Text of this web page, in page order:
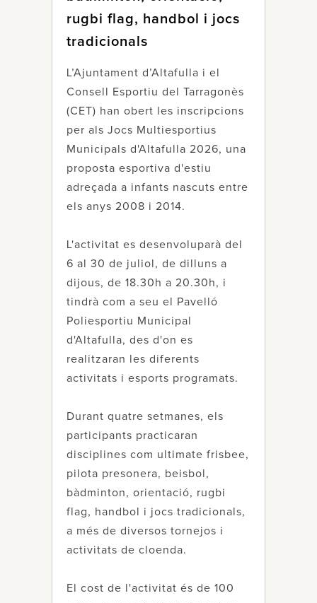
rugbi flag, handbol i jocs
tradicionals
L’Ajuntament d’Altafulla i el
Consell Esportiu del Tarragonès
(CET) han obert les inscripcions
per als Jocs Multiesportius
Municipals d'Altafulla 2026, una
proposta esportiva d'estiu
adreçada a infants nascuts entre
els anys 2008 i 2014.
L'activitat es desenvoluparà del
6 al 30 de juliol, de dilluns a
dijous, de 18.30h a 20.30h, i
tindrà com a seu el Pavelló
Poliesportiu Municipal
d'Altafulla, des d'on es
realitzaran les diferents
activitats i esports programats.
Durant quatre setmanes, els
participants practicaran
disciplines com ultimate frisbee,
pilota presonera, beisbol,
bàdminton, orientació, rugbi
flag, handbol i jocs tradicionals,
a més de diversos tornejos i
activitats de cloenda.
El cost de l'activitat és de 100